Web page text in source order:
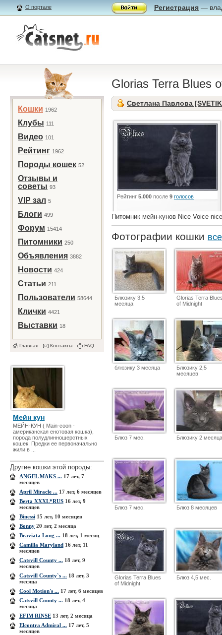
О портале Регистрация —
Кошки 1962
Клубы 111
Видео 101
Рейтинг 1962
Породы кошек 52
Отзывы и
советы 93
VIP зал 5
Блоги 499
Форум 15414
Питомники 250
Объявления 3882
Новости 424
Статьи 211
Пользователи 58644
Клички 4421
Выставки 18
Главная Контакты FAQ
Мейн кун
МЕЙН-КУН ( Main-coon -
американская енотовая кошка),
порода полудлинношерстных
кошек. Предки ее первоначально
жили в ...
Другие кошки этой породы:
ANGEL MAKS ... 17 лет, 7
месяцев
April Miracle ... 17 лет, 6 месяцев
Berta XXXL*RUS 16 лет, 9
месяцев
Binessi 15 лет, 10 месяцев
Bonny 20 лет, 2 месяца
Braviata Long ... 18 лет, 1 месяц
Camilla Maryland 16 лет, 11
месяцев
Catsvill County ... 18 лет, 9
месяцев
Catsvill County`s ... 18 лет, 3
месяца
Cool Motion's ... 17 лет, 6 месяцев
Cаtsvill County ... 18 лет, 4
месяца
EFIM RINSE 13 лет, 2 месяца
Elcontra Admiral ... 17 лет, 5
месяцев
Glorias Terra Blues
Светлана Павлова
Рейтинг 5.000 после 9 голосов
Питомник мейн-кунов Nice Voice
Фотографии кошки
Блюзику 3,5
месяца
Glorias Terra
of Midnight
блюзику 3 месяца
Блюзику 2,5
месяцев
Блюз 7 мес. Блюзику 2 месяца
Блюз 7 мес. Блюз 8 месяцев
Glorias Terra Blues
of Midnight
Блюз 4,5 мес.